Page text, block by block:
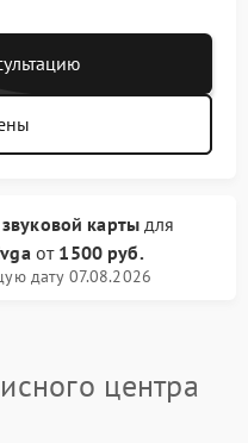
карты для
от 1500 руб.
дату 07.08.2026
центра